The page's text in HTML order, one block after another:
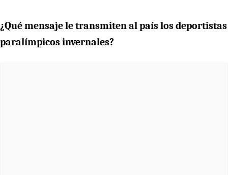
¿Qué mensaje le transmiten al país los deportistas
paralímpicos invernales?